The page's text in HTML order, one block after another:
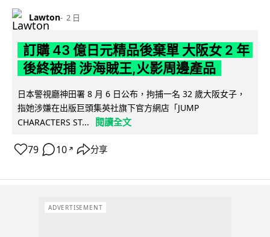
Lawton 2 日
訂購 43 億日元精品後棄單 大阪女 2 年
後終被捕 涉海賊王,火影周邊產品
日本警視廳神田署 8 月 6 日公布，拘捕一名 32 歲大阪女子，
指她涉嫌在出版巨頭集英社旗下官方網店「JUMP
CHARACTERS ST...
閱讀全文
79 10 ↗ 分享
ADVERTISEMENT